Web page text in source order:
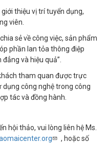
thiệu vị trí tuyển dụng,
viên.
sẻ về công việc, sản phẩm
phần lan tỏa thông điệp
và hiệu quả”.
tham quan được trực
công nghệ trong công
tác và đồng hành.
hội thảo, vui lòng liên hệ Ms.
, hoặc số